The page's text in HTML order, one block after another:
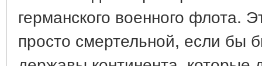
германского военного флота.
просто смертельной, если бы